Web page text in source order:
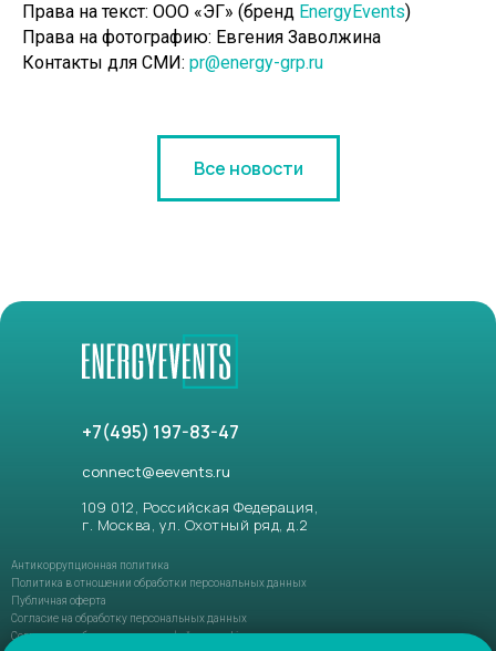
Права на текст: ООО «ЭГ» (бренд EnergyEvents)
Права на фотографию: Евгения Заволжина
Контакты для СМИ: pr@energy-grp.ru
Все новости
109 012, Российская Федерация,
г. Москва, ул. Охотный ряд, д.2
+7(495) 197-83-47
connect@eevents.ru
Антикоррупционная политика
Политика в отношении обработки персональных данных
Публичная оферта
Согласие на обработку персональных данных
Соглашение об использовании файлов-cookie